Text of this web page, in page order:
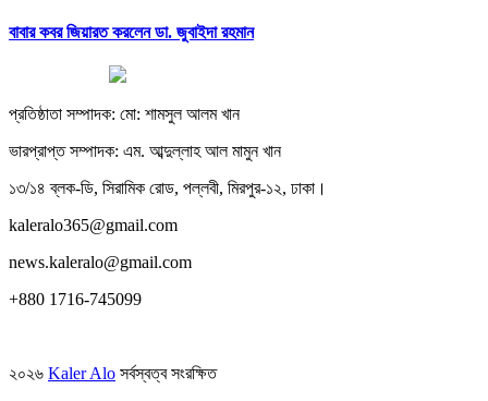
বাবার কবর জিয়ারত করলেন ডা. জুবাইদা রহমান
প্রতিষ্ঠাতা সম্পাদক: মো: শামসুল আলম খান
ভারপ্রাপ্ত সম্পাদক: এম. আব্দুল্লাহ আল মামুন খান
১৩/১৪ ব্লক-ডি, সিরামিক রোড, পল্লবী, মিরপুর-১২, ঢাকা।
kaleralo365@gmail.com
news.kaleralo@gmail.com
+880 1716-745099
২০২৬ Kaler Alo সর্বস্বত্ব সংরক্ষিত